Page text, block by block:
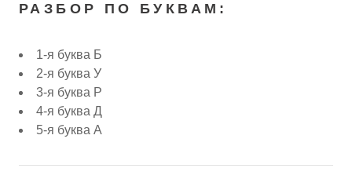
РАЗБОР ПО БУКВАМ:
1-я буква Б
2-я буква У
3-я буква Р
4-я буква Д
5-я буква А